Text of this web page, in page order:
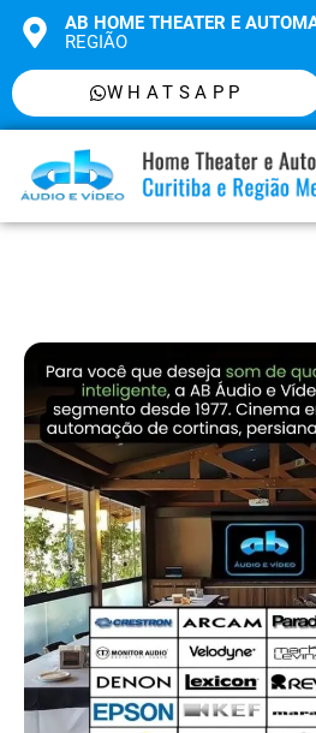
AB HOME THEATER E
REGIÃO
WHATSAPP